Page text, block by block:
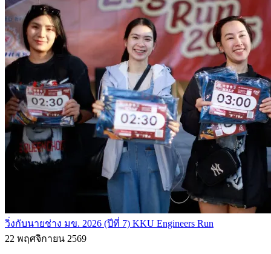
วิ่งกับนายช่าง มข. 2026 (ปีที่ 7) KKU Engineers Run
22 พฤศจิกายน 2569